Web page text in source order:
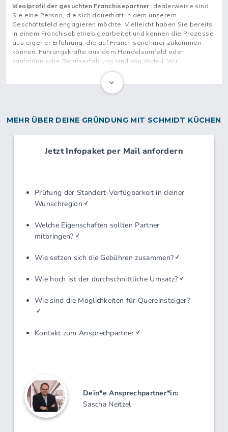
Starte jetzt deine Karriere und werde Teil eines der
erfolgreichsten Franchise-Unternehmen der Branche.
Marktstudien/Statistiken
Marketingkonzepte/-vorschläge
Überregionale Marketingmaßnahmen
Warenwirtschaftssystem
Intranet/Computervernetzung
Organisation/Verwaltung
Zentraler/gemeinsamer Einkauf
Gebiets-/Konkurrenzschutz
Grundschulung
Besuche vor Ort
SCHULUNGSINHALTE
Marketing/Vertrieb
Organisation/Verwaltung
Produktwissen
Computerprogramme
Unternehmensführung
Idealprofil der gesuchten Franchisepartner Idealerweise sind
Sie eine Person, die sich dauerhaft in dem unserem
Geschäftsfeld engagieren möchte. Vielleicht haben Sie bereits
in einem Franchisebetrieb gearbeitet und kennen die Prozesse
aus eigener Erfahrung, die auf Franchisenehmer zukommen
können. Führungskräfte aus dem Handelsumfeld oder
kaufmännische Berufserfahrung sind von Vorteil. Wir
ermöglichen aber auch Quereinsteigern ohne fachliche
Kenntnisse oder Branchenkenntnisse den Einstieg als
Franchisepartner und stehen ihnen mit den jeweiligen
MEHR ÜBER DEINE GRÜNDUNG MIT SCHMIDT KÜCHEN